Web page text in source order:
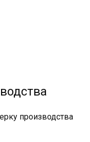
производства